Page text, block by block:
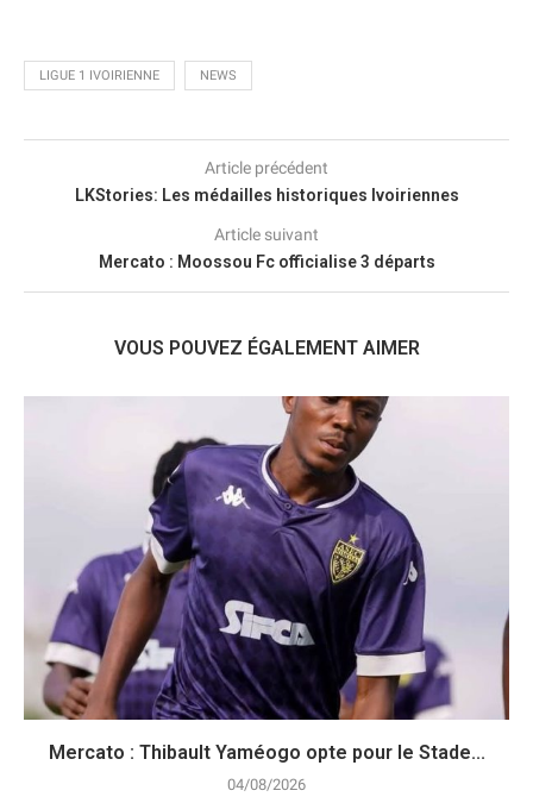
LIGUE 1 IVOIRIENNE NEWS
Article précédent
LKStories: Les médailles historiques Ivoiriennes
Article suivant
Mercato : Moossou Fc officialise 3 départs
VOUS POUVEZ ÉGALEMENT AIMER
Mercato : Thibault Yaméogo opte pour le Stade...
04/08/2026